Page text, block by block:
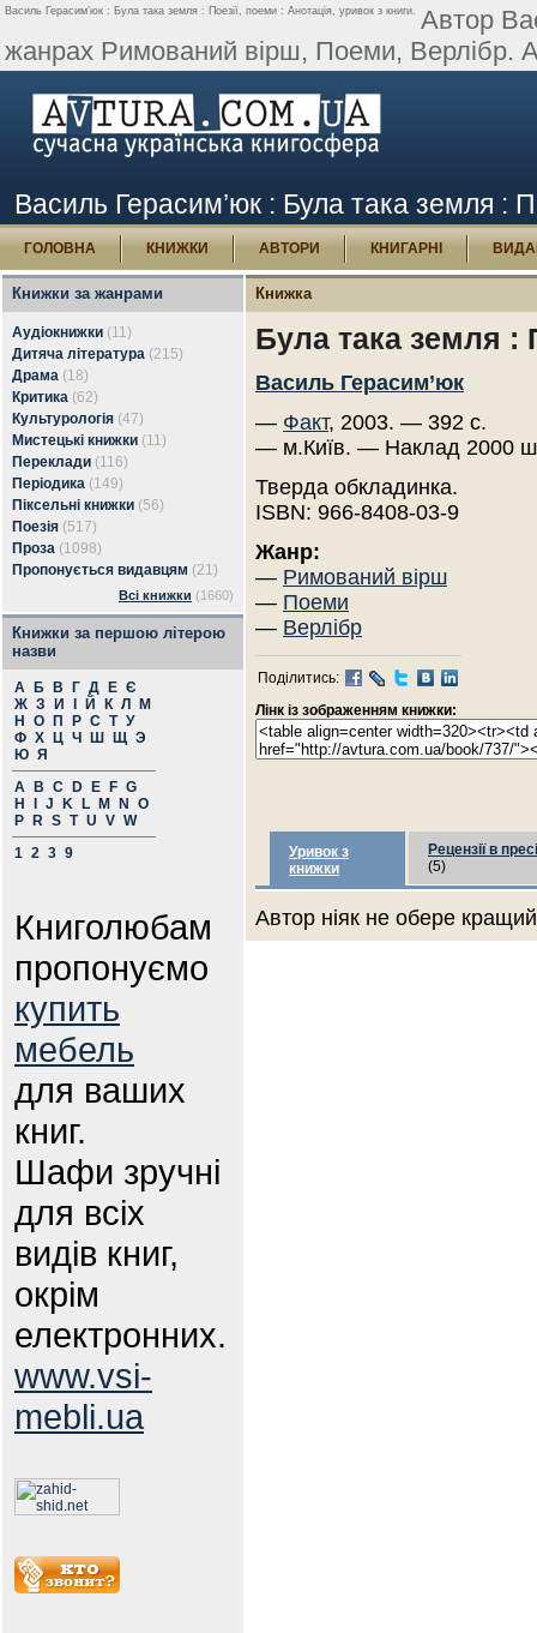
Василь Герасим’юк : Була така земля : Поезії, поеми : Анотація, уривок з книги. Автор
жанрах Римований вірш, Поеми, Верлібр.
Василь Герасим’юк : Була така земля :
ГОЛОВНА КНИЖКИ АВТОРИ КНИГАРНІ
Книжки за жанрами
Аудіокнижки (11)
Дитяча література (215)
Драма (18)
Критика (62)
Культурологія (47)
Мистецькі книжки (11)
Переклади (116)
Періодика (149)
Піксельні книжки (56)
Поезія (517)
Проза (1098)
Пропонується видавцям (21)
Всі книжки (1660)
Книжки за першою літерою
назви
А Б В Г Д Е Є
Ж З И Й К Л
М
Н
О П Р С Т У
Ф Х Ц Ч Ш Щ Э
Ю Я
A
B C D E F G
H
J K L M N
O
P
R S T U V W
1 2 3 9
Книголюбам
пропонуємо
купить
мебель
для ваших
книг.
Шафи зручні
для всіх
видів книг,
окрім
електронних.
www.vsi-
mebli.ua
Книжка
Була така земля :
Василь Герасим’юк
— Факт, 2003. — 392 с.
— м.Київ. — Наклад 2000
Тверда обкладинка.
ISBN: 966-8408-03-9
Жанр:
— Римований вірш
— Поеми
— Верлібр
Поділитись:
Лінк із зображенням книжки:
Уривок з
книжки
Рецензії в пресі
(5)
Автор ніяк не обере